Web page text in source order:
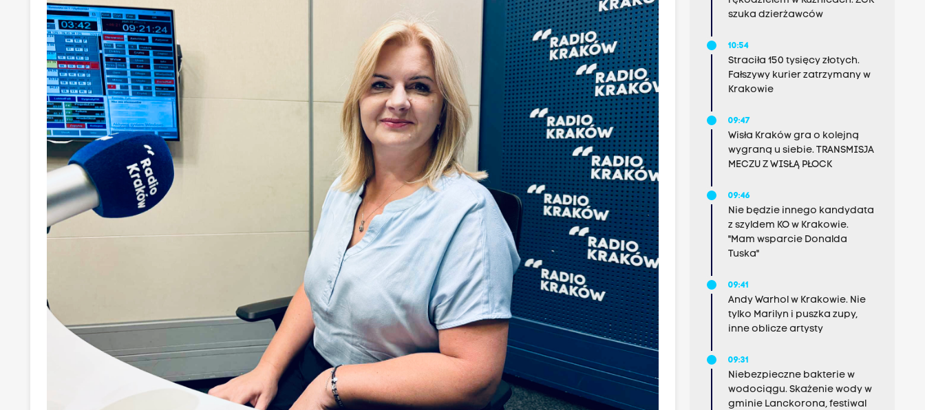
szuka dzierżawców
10:54
Straciła 150 tysięcy złotych.
Fałszywy kurier zatrzymany w
Krakowie
09:47
Wisła Kraków gra o kolejną
wygraną u siebie. TRANSMISJA
MECZU Z WISŁĄ PŁOCK
09:46
Nie będzie innego kandydata
z szyldem KO w Krakowie.
"Mam wsparcie Donalda
Tuska"
09:41
Andy Warhol w Krakowie. Nie
tylko Marilyn i puszka zupy,
inne oblicze artysty
09:31
Niebezpieczne bakterie w
wodociągu. Skażenie wody w
gminie Lanckorona, festiwal